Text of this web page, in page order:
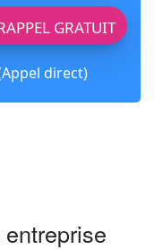
GRATUIT
direct)